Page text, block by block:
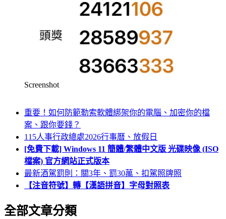
Screenshot
重要！如何防範勒索軟體綁架你的電腦、加密你的檔
案、跟你要錢？
115人事行政總處2026行事曆、放假日
[免費下載] Windows 11 簡體/繁體中文版 光碟映像 (ISO
檔案) 官方網站正式版本
最新酒駕罰則：關3年、罰30萬、扣駕照牌照
【注音符號】轉【漢語拼音】字母對照表
全部文章分類